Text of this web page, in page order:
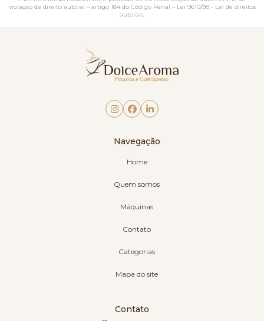
violação de direito autoral – artigo 184 do Código Penal – Lei 9610/98 - Lei de direitos
autorais.
Navegação
Home
Quem somos
Máquinas
Contato
Categorias
Mapa do site
Contato